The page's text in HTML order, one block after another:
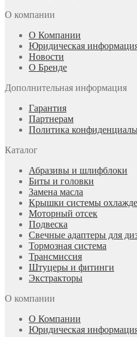
О компании
О Компании
Юридическая
Новости
О Бренде
Дополнительная информация
Гарантия
Партнерам
Политика
Каталог
Абразивы и шлифблоки
Биты и головки
Замена масла
Крышки системы
Моторный отсек
Подвеска
Свечные адаптеры для
Тормозная система
Трансмиссия
Штуцеры и фитинги
Экстракторы
О компании
О Компании
Юридическая